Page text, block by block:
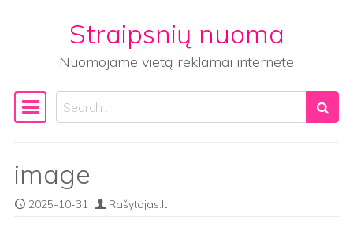
Straipsnių nuoma
Nuomojame vietą reklamai internete
Main Navigation
Search
image
2025-10-31 Rašytojas.lt